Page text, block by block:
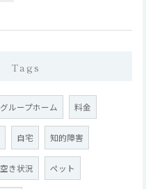
Tags
グループホーム 料金
自宅 知的障害
空き状況 ペット